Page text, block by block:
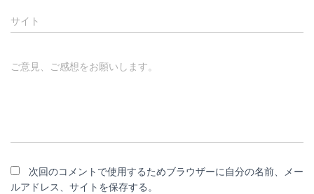
サイト
ご意見、ご感想をお願いします。
次回のコメントで使用するためブラウザーに自分の名前、メー
ルアドレス、サイトを保存する。